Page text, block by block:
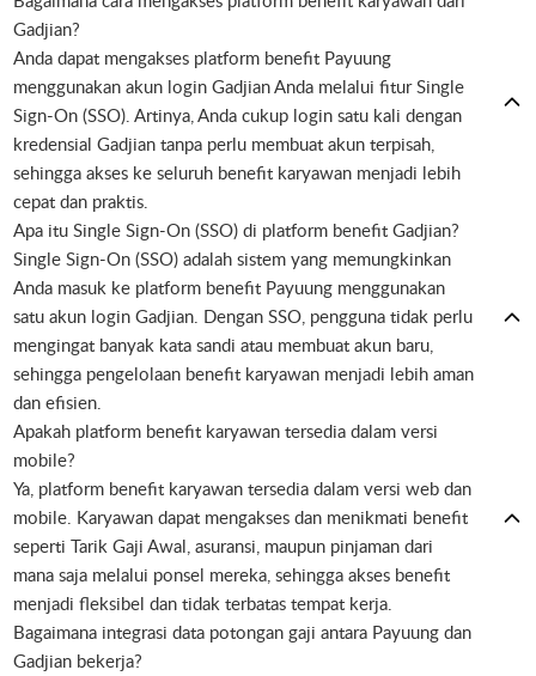
Gadjian?
Anda dapat mengakses platform benefit Payuung
menggunakan akun login Gadjian Anda melalui fitur Single
Sign-On (SSO). Artinya, Anda cukup login satu kali dengan
kredensial Gadjian tanpa perlu membuat akun terpisah,
sehingga akses ke seluruh benefit karyawan menjadi lebih
cepat dan praktis.
Apa itu Single Sign-On (SSO) di platform benefit Gadjian?
Single Sign-On (SSO) adalah sistem yang memungkinkan
Anda masuk ke platform benefit Payuung menggunakan
satu akun login Gadjian. Dengan SSO, pengguna tidak perlu
mengingat banyak kata sandi atau membuat akun baru,
sehingga pengelolaan benefit karyawan menjadi lebih aman
dan efisien.
Apakah platform benefit karyawan tersedia dalam versi
mobile?
Ya, platform benefit karyawan tersedia dalam versi web dan
mobile. Karyawan dapat mengakses dan menikmati benefit
seperti Tarik Gaji Awal, asuransi, maupun pinjaman dari
mana saja melalui ponsel mereka, sehingga akses benefit
menjadi fleksibel dan tidak terbatas tempat kerja.
Bagaimana integrasi data potongan gaji antara Payuung dan
Gadjian bekerja?